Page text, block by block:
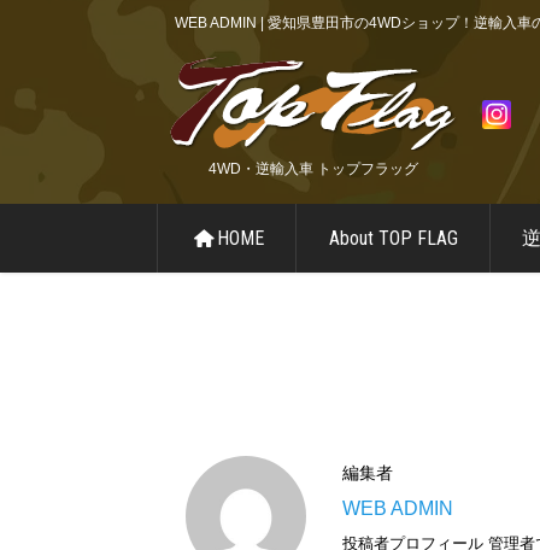
WEB ADMIN | 愛知県豊田市の4WDショップ！逆輸入
4WD・逆輸入車 トップフラッグ
HOME About TOP FLAG
編集者
WEB ADMIN
投稿者プロフィール 管理者